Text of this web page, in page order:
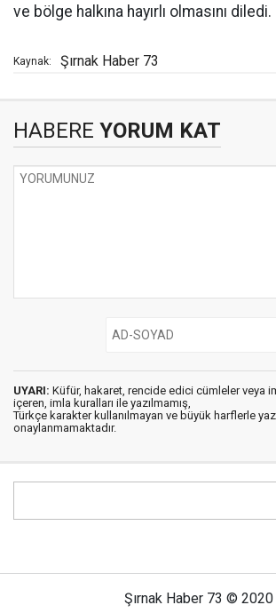
ve bölge halkına hayırlı olmasını diledi.
Kaynak: Şırnak Haber 73
HABERE YORUM KAT
UYARI: Küfür, hakaret, rencide edici cümleler veya
içeren, imla kuralları ile yazılmamış,
Türkçe karakter kullanılmayan ve büyük harflerle
onaylanmamaktadır.
Şırnak Haber 73 © 2020